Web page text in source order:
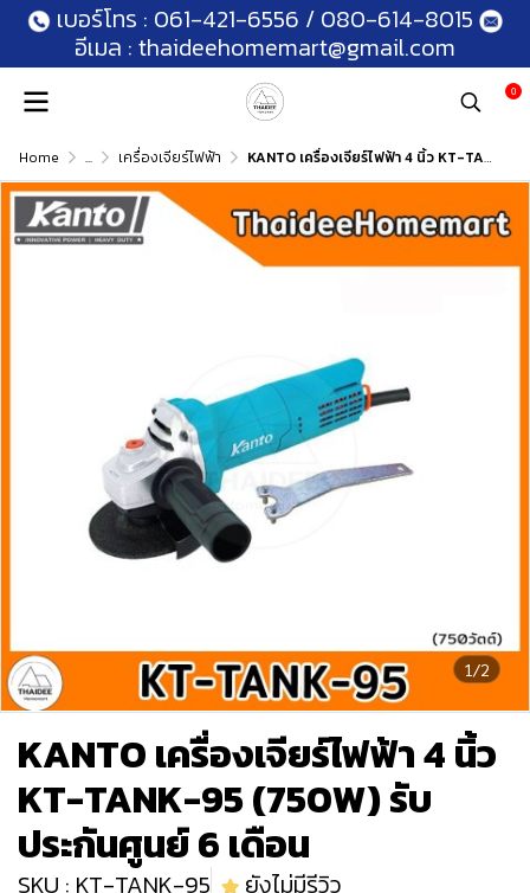
เบอร์โทร : 061-421-6556 / 080-614-8015
อีเมล : thaideehomemart@gmail.com
0
Home ... เครื่องเจียร์ไฟฟ้า KANTO เครื่องเจียร์ไฟฟ้า 4 นิ้ว KT-TANK-95 (750W) รับประกันศูนย์ 6 เดือน
1/2
KANTO เครื่องเจียร์ไฟฟ้า 4 นิ้ว
KT-TANK-95 (750W) รับ
ประกันศูนย์ 6 เดือน
SKU : KT-TANK-95
ยังไม่มีรีวิว